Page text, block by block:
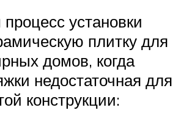
установки
плитку для
домов, когда
недостаточная для
конструкции: